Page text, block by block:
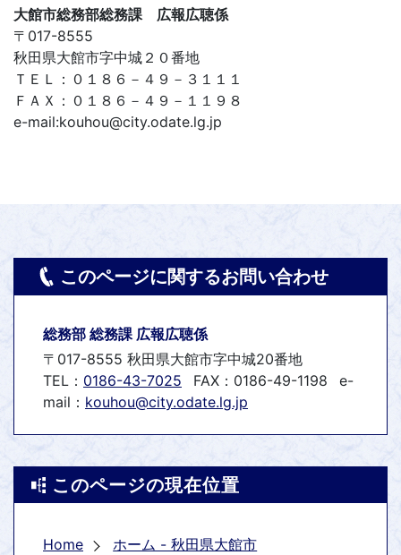
大館市総務部総務課 広報広聴係
〒017-8555
秋田県大館市字中城２０番地
ＴＥＬ：０１８６－４９－３１１１
ＦＡＸ：０１８６－４９－１１９８
e-mail:kouhou@city.odate.lg.jp
このページに関するお問い合わせ
総務部 総務課 広報広聴係
〒017-8555 秋田県大館市字中城20番地
TEL： 0186-43-7025 FAX：0186-49-1198
e-
mail： kouhou@city.odate.lg.jp
このページの現在位置
Home
ホーム - 秋田県大館市